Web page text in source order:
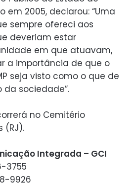
em 2005, declarou: “Uma
sempre ofereci aos
deveriam estar
em que atuavam,
a importância de que o
seja visto como o que de
sociedade”.
no Cemitério
(RJ).
Integrada – GCI
3755